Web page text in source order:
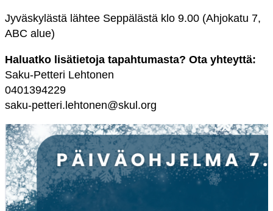
Jyväskylästä lähtee Seppälästä klo 9.00 (Ahjokatu 7,
ABC alue)
Haluatko lisätietoja tapahtumasta? Ota yhteyttä:
Saku-Petteri Lehtonen
0401394229
saku-petteri.lehtonen@skul.org